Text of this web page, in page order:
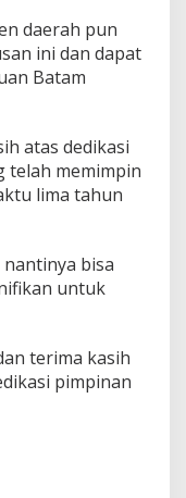
daerah pun
ini dan dapat
Batam
atas dedikasi
telah memimpin
lima tahun
bisa
untuk
terima kasih
pimpinan